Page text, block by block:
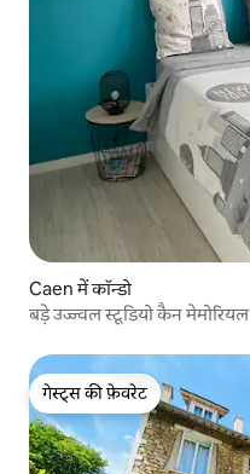
Caen में कॉन्डो
बड़े उज्ज्वल स्टूडियो कैन मेमोरियल
गेस्ट्स की फ़ेवरेट
गेस्ट्स की फ़ेवरेट